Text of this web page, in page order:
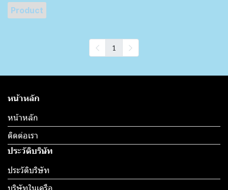
Product
1
หน้าหลัก
หน้าหลัก
ติดต่อเรา
ประวัติบริษัท
ประวัติบริษัท